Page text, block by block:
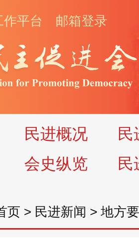
平台 邮箱登录
民进概况
民
会史纵览 民
页 > 民进新闻 > 地方